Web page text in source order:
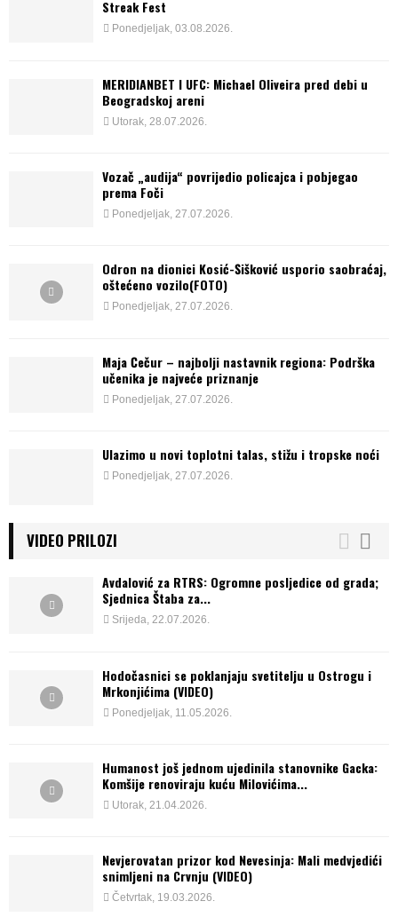
Streak Fest
Ponedjeljak, 03.08.2026.
MERIDIANBET I UFC: Michael Oliveira pred debi u
Beogradskoj areni
Utorak, 28.07.2026.
Vozač „audija“ povrijedio policajca i pobjegao
prema Foči
Ponedjeljak, 27.07.2026.
Odron na dionici Kosić-Šišković usporio saobraćaj,
oštećeno vozilo(FOTO)
Ponedjeljak, 27.07.2026.
Maja Čečur – najbolji nastavnik regiona: Podrška
učenika je najveće priznanje
Ponedjeljak, 27.07.2026.
Ulazimo u novi toplotni talas, stižu i tropske noći
Ponedjeljak, 27.07.2026.
VIDEO PRILOZI
Avdalović za RTRS: Ogromne posljedice od grada;
Sjednica Štaba za...
Srijeda, 22.07.2026.
Hodočasnici se poklanjaju svetitelju u Ostrogu i
Mrkonjićima (VIDEO)
Ponedjeljak, 11.05.2026.
Humanost još jednom ujedinila stanovnike Gacka:
Komšije renoviraju kuću Milovićima...
Utorak, 21.04.2026.
Nevjerovatan prizor kod Nevesinja: Mali medvjedići
snimljeni na Crvnju (VIDEO)
Četvrtak, 19.03.2026.